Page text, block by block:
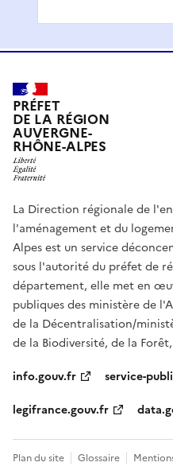
PRÉFET
DE LA RÉGION
AUVERGNE-
RHÔNE-ALPES
La Direction régionale de
l'aménagement et du
Alpes est un service
sous l'autorité du préfet de
département, elle met en
publiques des ministère de
de la Décentralisation/
de la Biodiversité, de la
info.gouv.fr
service-
legifrance.gouv.fr
Plan du site Glossaire